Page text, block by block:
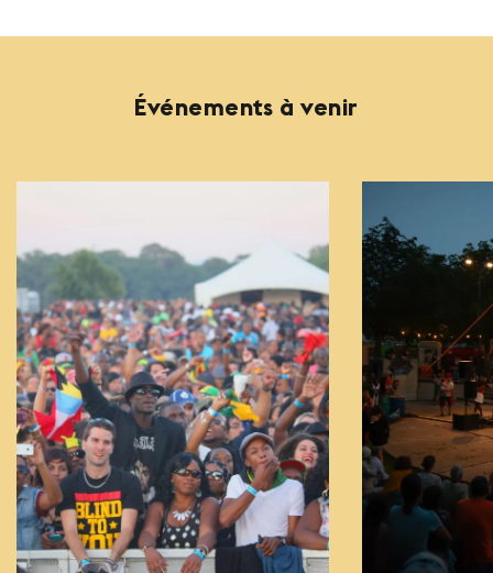
Événements à venir